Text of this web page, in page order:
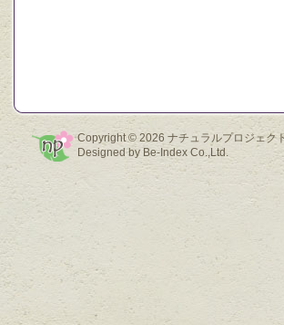
Copyright © 2026 ナチュラルプロジェク
Designed by Be-Index Co.,Ltd.